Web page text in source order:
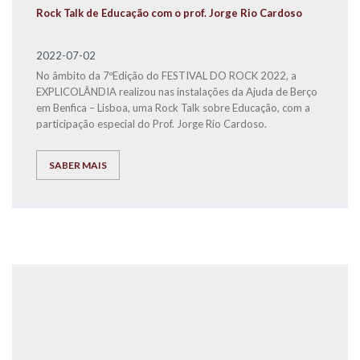
Rock Talk de Educação com o prof. Jorge Rio Cardoso
2022-07-02
No âmbito da 7ºEdição do FESTIVAL DO ROCK 2022, a
EXPLICOLÂNDIA realizou nas instalações da Ajuda de Berço
em Benfica – Lisboa, uma Rock Talk sobre Educação, com a
participação especial do Prof. Jorge Rio Cardoso.
SABER MAIS